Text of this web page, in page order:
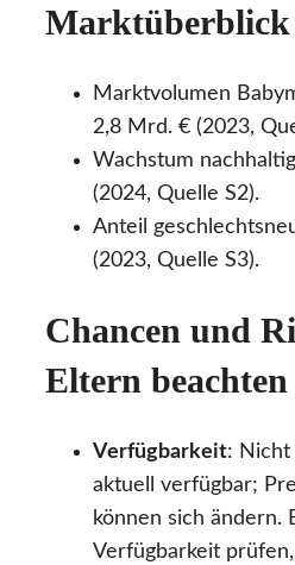
Marktüberblick
Marktvolumen
2,8 Mrd. € (2023,
Wachstum
(2024, Quelle S2).
Anteil
(2023, Quelle S3).
Chancen und
Eltern
Verfügbarkeit: Nicht
aktuell verfügbar;
können sich ändern.
Verfügbarkeit